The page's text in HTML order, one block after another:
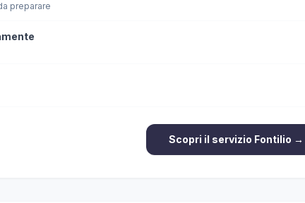
preparare
Scopri il servizio Fontilio →